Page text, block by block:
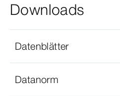
Downloads
Datenblätter
Datanorm